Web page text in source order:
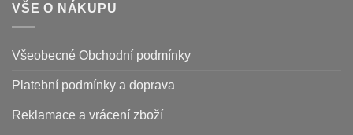
VŠE O NÁKUPU
Všeobecné Obchodní podmínky
Platební podmínky a doprava
Reklamace a vrácení zboží